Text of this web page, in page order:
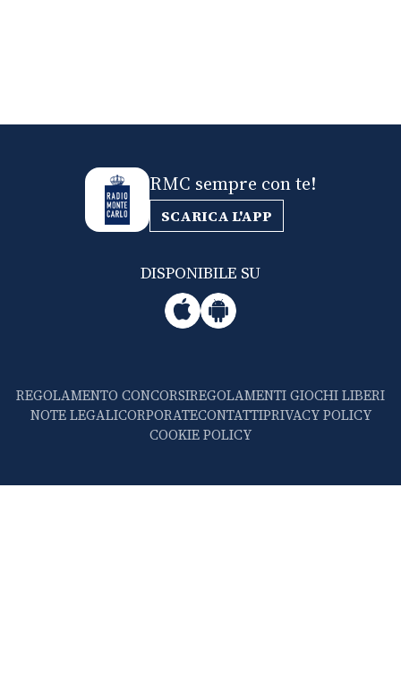
RMC sempre con te!
SCARICA L'APP
DISPONIBILE SU
REGOLAMENTO CONCORSIREGOLAMENTI GIOCHI LIBERI
NOTE LEGALICORPORATECONTATTIPRIVACY POLICY
COOKIE POLICY